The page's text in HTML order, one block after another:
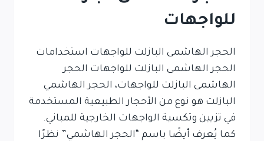
للواجهات
الحجر الهاشمى البازلت للواجهات استخدامات
الحجر الهاشمى البازلت للواجهات الحجر
الهاشمى البازلت للواجهات، الحجر الهاشمي
البازلت هو نوع من الأحجار الطبيعية المستخدمة
في تزيين وتكسية الواجهات الخارجية للمباني.
كما يُعرف أيضًا باسم “الحجر الهاشمي” نظرًا